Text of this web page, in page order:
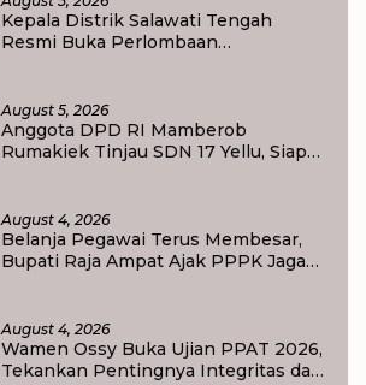
Kepala Distrik Salawati Tengah
Resmi Buka Perlombaan
August 5, 2026
Anggota DPD RI Mamberob
Rumakiek Tinjau SDN 17 Yellu, Siap
August 4, 2026
Belanja Pegawai Terus Membesar,
Bupati Raja Ampat Ajak PPPK Jaga
August 4, 2026
Wamen Ossy Buka Ujian PPAT 2026,
Tekankan Pentingnya Integritas dan